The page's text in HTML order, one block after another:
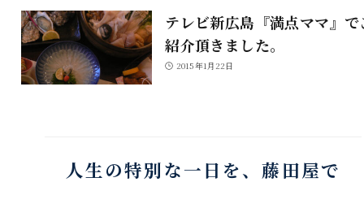
テレビ新広島『満点ママ』で
紹介頂きました。
2015年1月22日
人生の特別な一日を、藤田屋で